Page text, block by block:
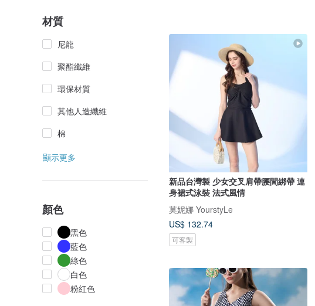
材質
尼龍
聚酯纖維
環保材質
其他人造纖維
棉
顯示更多
顏色
黑色
藍色
綠色
白色
粉紅色
新品台灣製 少女交叉肩帶腰間綁帶 連
身裙式泳裝 法式風情
莫妮娜 YourstyLe
US$ 132.74
可客製